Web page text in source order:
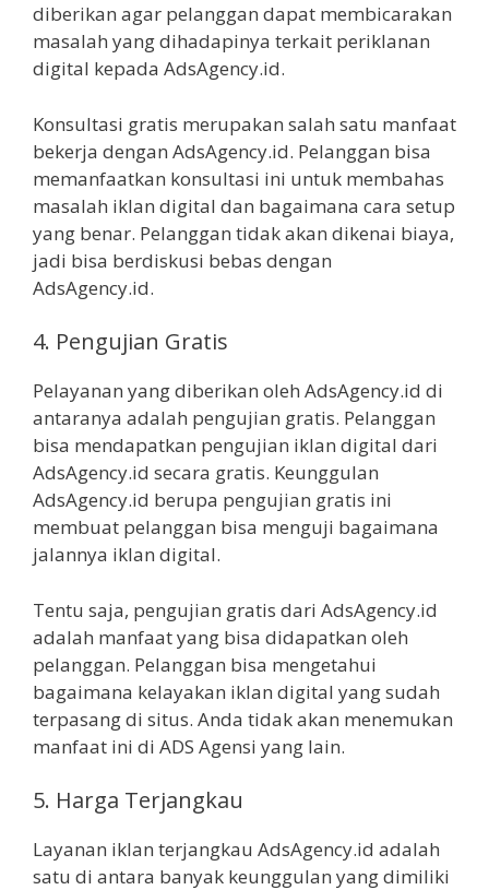
diberikan agar pelanggan dapat membicarakan
masalah yang dihadapinya terkait periklanan
digital kepada AdsAgency.id.
Konsultasi gratis merupakan salah satu manfaat
bekerja dengan AdsAgency.id. Pelanggan bisa
memanfaatkan konsultasi ini untuk membahas
masalah iklan digital dan bagaimana cara setup
yang benar. Pelanggan tidak akan dikenai biaya,
jadi bisa berdiskusi bebas dengan
AdsAgency.id.
4. Pengujian Gratis
Pelayanan yang diberikan oleh AdsAgency.id di
antaranya adalah pengujian gratis. Pelanggan
bisa mendapatkan pengujian iklan digital dari
AdsAgency.id secara gratis. Keunggulan
AdsAgency.id berupa pengujian gratis ini
membuat pelanggan bisa menguji bagaimana
jalannya iklan digital.
Tentu saja, pengujian gratis dari AdsAgency.id
adalah manfaat yang bisa didapatkan oleh
pelanggan. Pelanggan bisa mengetahui
bagaimana kelayakan iklan digital yang sudah
terpasang di situs. Anda tidak akan menemukan
manfaat ini di ADS Agensi yang lain.
5. Harga Terjangkau
Layanan iklan terjangkau AdsAgency.id adalah
satu di antara banyak keunggulan yang dimiliki